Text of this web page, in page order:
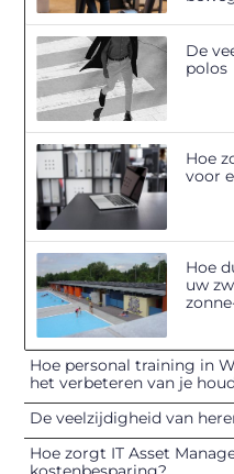
De
polos
Hoe
voor
Hoe
uw
Hoe personal training in
het verbeteren van je
De veelzijdigheid van
Hoe zorgt IT Asset